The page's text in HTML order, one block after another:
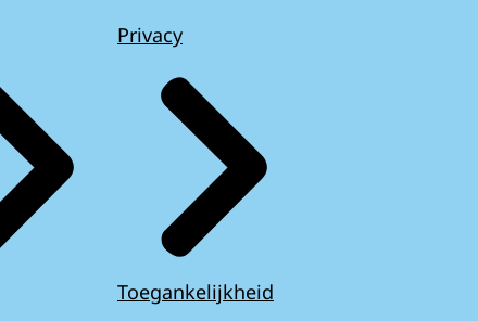
Privacy
Toegankelijkheid